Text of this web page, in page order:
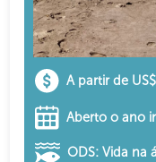
A partir de
Aberto o ano
ODS: Vida na